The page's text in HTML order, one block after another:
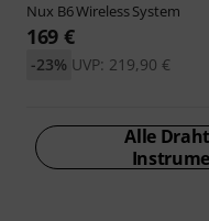
Nux B6 Wireless System
169 €
UVP: 219,90 €
-23%
Alle